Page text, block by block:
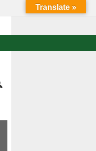
Translate »